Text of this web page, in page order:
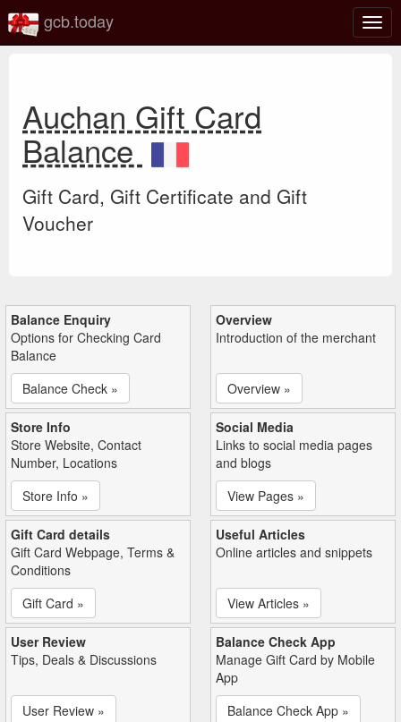
gcb.today
Auchan Gift Card
Balance
Gift Card, Gift Certificate and Gift
Voucher
Balance Enquiry
Options for Checking Card
Balance
Balance Check »
Overview
Introduction of the merchant
Overview »
Store Info
Store Website, Contact
Number, Locations
Store Info »
Social Media
Links to social media pages
and blogs
View Pages »
Gift Card details
Gift Card Webpage, Terms &
Conditions
Gift Card »
Useful Articles
Online articles and snippets
View Articles »
User Review
Tips, Deals & Discussions
User Review »
Balance Check App
Manage Gift Card by Mobile
App
Balance Check App »